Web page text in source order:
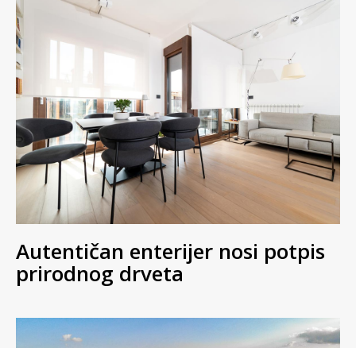
Autentičan enterijer nosi potpis
prirodnog drveta